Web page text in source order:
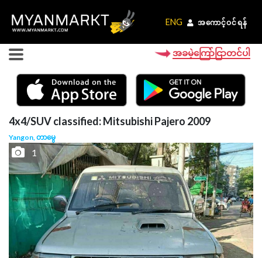
ENG အကောင့်ဝင်ရန်
ENG အကောင့်ဝင်ရန်
အခမဲ့ကြော်ငြာတင်ပါ
4x4/SUV classified: Mitsubishi Pajero 2009
Yangon, တာမွေ
1